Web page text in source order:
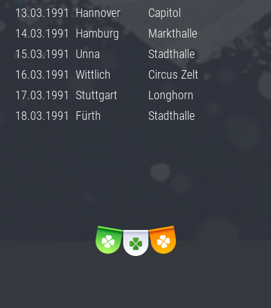
13.03.1991
Hannover
Capitol
14.03.1991
Hamburg
Markthalle
15.03.1991
Unna
Stadthalle
16.03.1991 Wittlich
Circus Zelt
17.03.1991
Stuttgart
Longhorn
18.03.1991
Fürth Stadthalle